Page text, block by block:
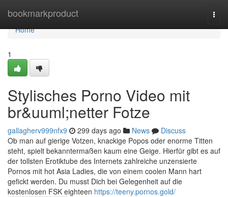
bookmarkproduct
Home
Home
1
Stylisches Porno Video mit
br&uuml;netter Fotze
gallagherv999nfx9 299 days ago News
Discuss
Ob man auf gierige Votzen, knackige Popos oder enorme Titten
steht, spielt bekanntermaßen kaum eine Geige. Hierfür gibt es auf
der tollsten Erotiktube des Internets zahlreiche unzensierte
Pornos mit hot Asia Ladies, die von einem coolen Mann hart
gefickt werden. Du musst Dich bei Gelegenheit auf die
kostenlosen FSK eighteen https://teeny.pornos.gold/